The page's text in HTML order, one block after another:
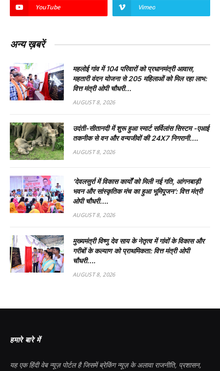
YouTube Vimeo
अन्य ख़बरें
महलोई गांव में 104 परिवारों को प्रधानमंत्री आवास,
महतारी वंदन योजना से 205 महिलाओं को मिल रहा लाभ:
वित्त मंत्री ओपी चौधरी…
AUGUST 8, 2026
उदंती-सीतानदी में शुरू हुआ स्मार्ट सर्विलांस सिस्टम -एआई
तकनीक से वन और वन्यजीवों की 24X7 निगरानी….
AUGUST 8, 2026
’देवलसुर्रा में विकास कार्यों को मिली नई गति, आंगनबाड़ी
भवन और सांस्कृतिक मंच का हुआ भूमिपूजन’: वित्त मंत्री
ओपी चौधरी….
AUGUST 8, 2026
मुख्यमंत्री विष्णु देव साय के नेतृत्व में गांवों के विकास और
गरीबों के कल्याण को प्राथमिकता: वित्त मंत्री ओपी
चौधरी….
AUGUST 8, 2026
हमारे बारे में
यह एक हिंदी वेब न्यूज़ पोर्टल है जिसमें ब्रेकिंग न्यूज़ के अलावा राजनीति, प्रशासन,